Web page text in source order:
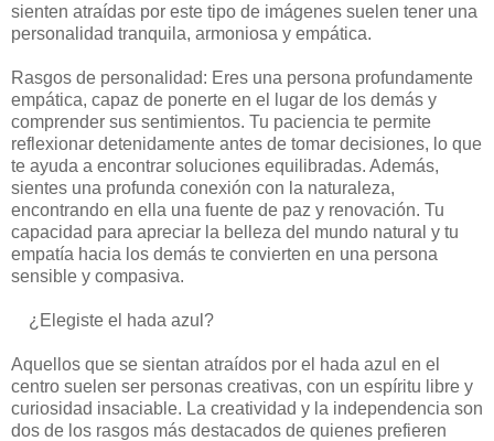
sienten atraídas por este tipo de imágenes suelen tener una
personalidad tranquila, armoniosa y empática.
Rasgos de personalidad: Eres una persona profundamente
empática, capaz de ponerte en el lugar de los demás y
comprender sus sentimientos. Tu paciencia te permite
reflexionar detenidamente antes de tomar decisiones, lo que
te ayuda a encontrar soluciones equilibradas. Además,
sientes una profunda conexión con la naturaleza,
encontrando en ella una fuente de paz y renovación. Tu
capacidad para apreciar la belleza del mundo natural y tu
empatía hacia los demás te convierten en una persona
sensible y compasiva.
¿Elegiste el hada azul?
Aquellos que se sientan atraídos por el hada azul en el
centro suelen ser personas creativas, con un espíritu libre y
curiosidad insaciable. La creatividad y la independencia son
dos de los rasgos más destacados de quienes prefieren